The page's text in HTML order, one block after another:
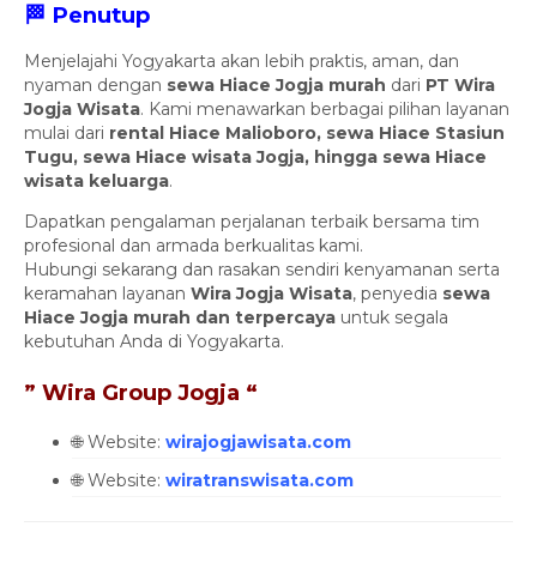
🏁 Penutup
Menjelajahi Yogyakarta akan lebih praktis, aman, dan
nyaman dengan sewa Hiace Jogja murah dari PT Wira
Jogja Wisata. Kami menawarkan berbagai pilihan layanan
mulai dari rental Hiace Malioboro, sewa Hiace Stasiun
Tugu, sewa Hiace wisata Jogja, hingga sewa Hiace
wisata keluarga.
Dapatkan pengalaman perjalanan terbaik bersama tim
profesional dan armada berkualitas kami.
Hubungi sekarang dan rasakan sendiri kenyamanan serta
keramahan layanan Wira Jogja Wisata, penyedia sewa
Hiace Jogja murah dan terpercaya untuk segala
kebutuhan Anda di Yogyakarta.
” Wira Group Jogja “
🌐 Website: wirajogjawisata.com
🌐 Website: wiratranswisata.com